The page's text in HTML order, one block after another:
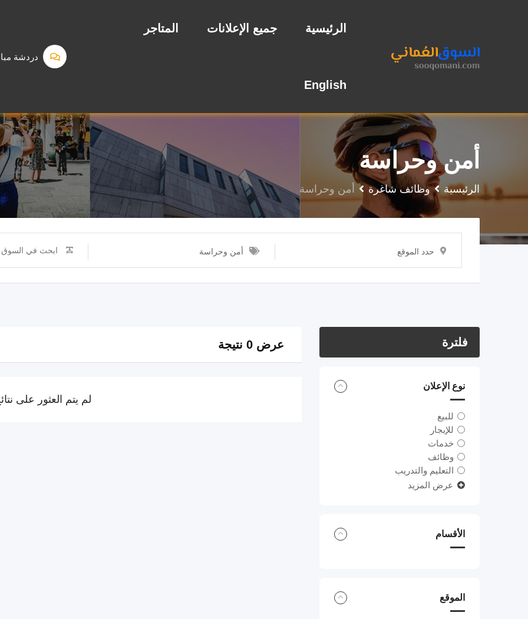
دردشة
الرئيسية جميع الإعلانات المتاجر
English
أمن وحراسة
الرئيسية وظائف شاغرة أمن وحراسة
حدد الموقع أمن وحراسة
فلترة
نوع الإعلان
للبيع
للإيجار
خدمات
وظائف
التعليم والتدريب
عرض المزيد
الأقسام
الموقع
عرض 0 نتيجة
لم يتم العثور على